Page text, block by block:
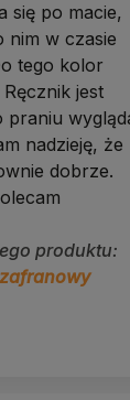
się po macie,
nim w czasie
tego kolor
jest
praniu
nadzieję, że
dobrze.
produktu: